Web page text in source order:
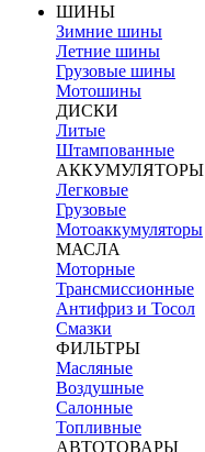
ШИНЫ
Зимние шины
Летние шины
Грузовые шины
Мотошины
ДИСКИ
Литые
Штампованные
АККУМУЛЯТОРЫ
Легковые
Грузовые
Мотоаккумуляторы
МАСЛА
Моторные
Трансмиссионные
Антифриз и Тосол
Смазки
ФИЛЬТРЫ
Масляные
Воздушные
Салонные
Топливные
АВТОТОВАРЫ